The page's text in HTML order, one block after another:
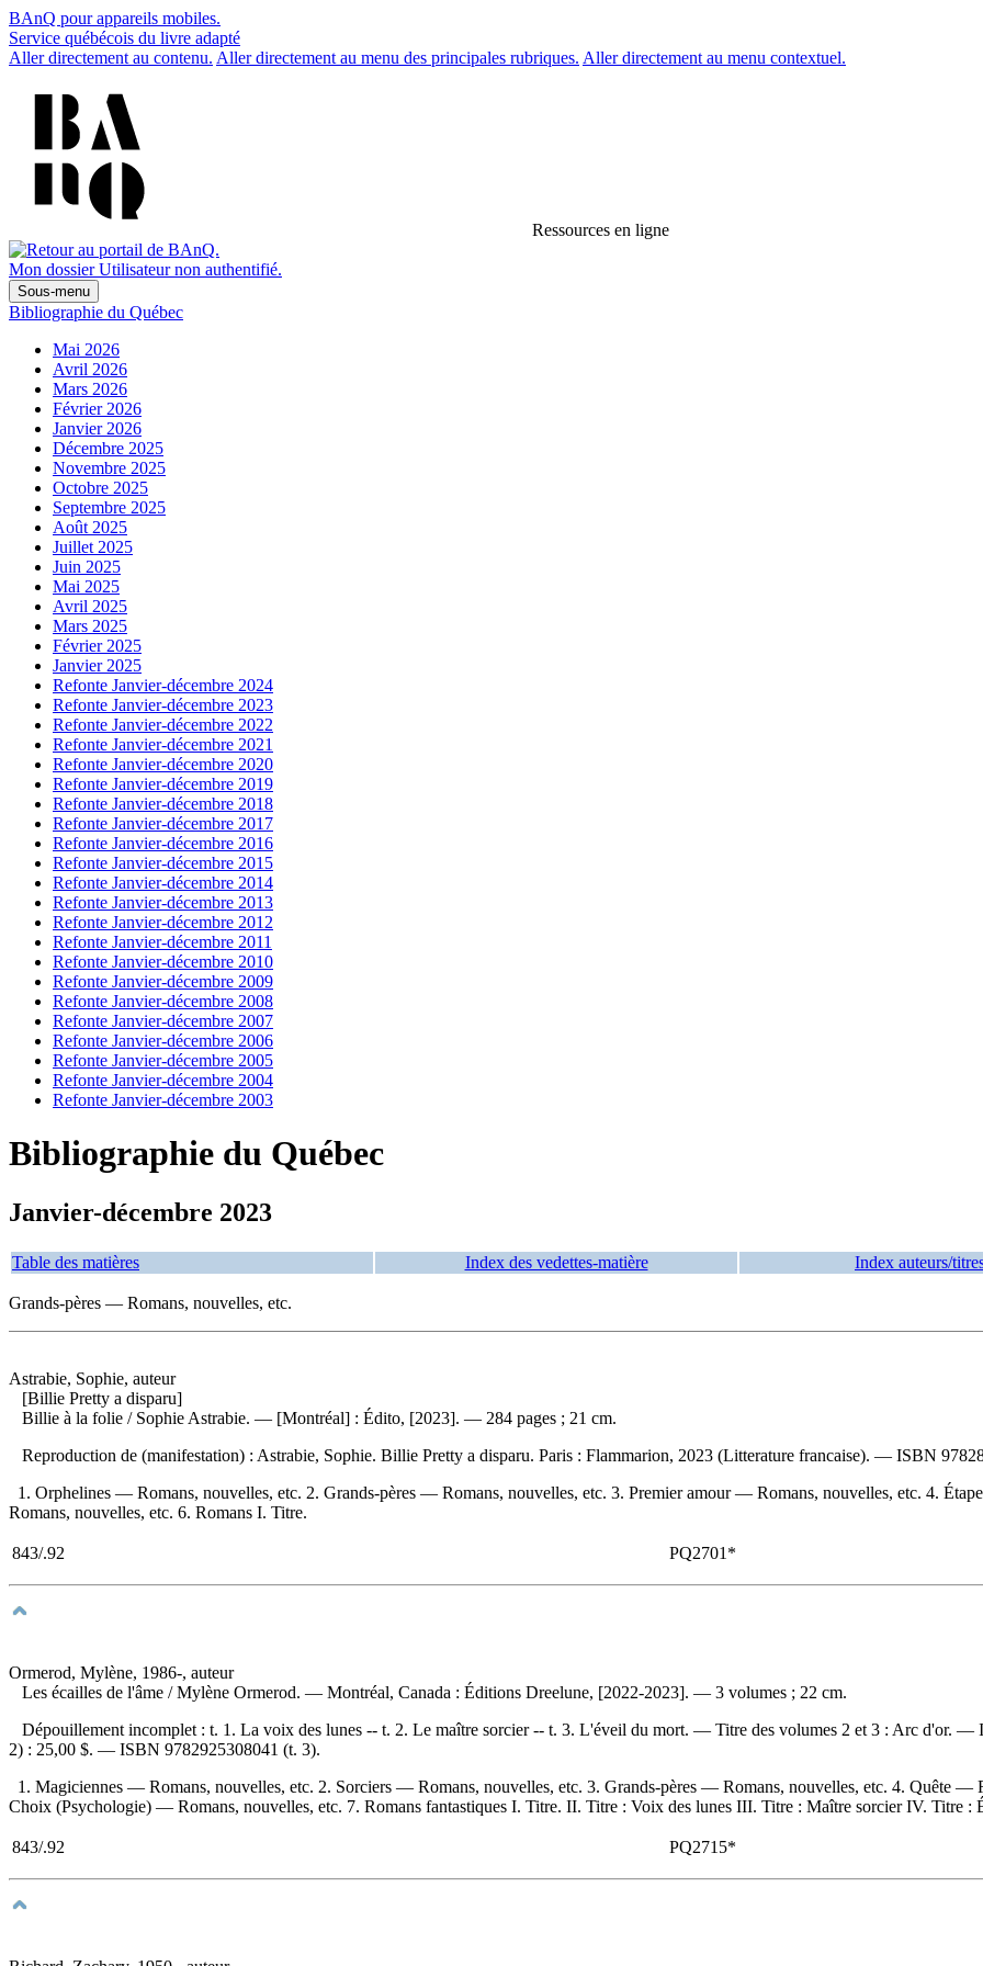
BAnQ pour appareils mobiles.
Service québécois du livre adapté
Aller directement au contenu. Aller directement au menu des principales rubriques. Aller directement au menu contextuel.
Ressources en ligne
Mon dossier Utilisateur non authentifié.
Sous-menu
Bibliographie du Québec
Mai 2026
Avril 2026
Mars 2026
Février 2026
Janvier 2026
Décembre 2025
Novembre 2025
Octobre 2025
Septembre 2025
Août 2025
Juillet 2025
Juin 2025
Mai 2025
Avril 2025
Mars 2025
Février 2025
Janvier 2025
Refonte Janvier-décembre 2024
Refonte Janvier-décembre 2023
Refonte Janvier-décembre 2022
Refonte Janvier-décembre 2021
Refonte Janvier-décembre 2020
Refonte Janvier-décembre 2019
Refonte Janvier-décembre 2018
Refonte Janvier-décembre 2017
Refonte Janvier-décembre 2016
Refonte Janvier-décembre 2015
Refonte Janvier-décembre 2014
Refonte Janvier-décembre 2013
Refonte Janvier-décembre 2012
Refonte Janvier-décembre 2011
Refonte Janvier-décembre 2010
Refonte Janvier-décembre 2009
Refonte Janvier-décembre 2008
Refonte Janvier-décembre 2007
Refonte Janvier-décembre 2006
Refonte Janvier-décembre 2005
Refonte Janvier-décembre 2004
Refonte Janvier-décembre 2003
Bibliographie du Québec
Janvier-décembre 2023
Table des matières Index des vedettes-matière Index auteurs/
Grands-pères — Romans, nouvelles, etc.
Astrabie, Sophie, auteur
[Billie Pretty a disparu]
Billie à la folie / Sophie Astrabie. — [Montréal] : Édito, [2023]. — 284 pages ; 21 cm.
Reproduction de (manifestation) : Astrabie, Sophie. Billie Pretty a disparu. Paris : Flammarion, 2023 (Litterature francaise). — ISBN
1. Orphelines — Romans, nouvelles, etc. 2. Grands-pères — Romans, nouvelles, etc. 3. Premier amour — Romans, nouvelles, etc. 4.
Romans, nouvelles, etc. 6. Romans I. Titre.
843/.92 PQ2701*
Ormerod, Mylène, 1986-, auteur
Les écailles de l'âme / Mylène Ormerod. — Montréal, Canada : Éditions Dreelune, [2022-2023]. — 3 volumes ; 22 cm.
Dépouillement incomplet : t. 1. La voix des lunes -- t. 2. Le maître sorcier -- t. 3. L'éveil du mort. — Titre des volumes 2 et 3 : Arc d'or. —
2) : 25,00 $. — ISBN 9782925308041 (t. 3).
1. Magiciennes — Romans, nouvelles, etc. 2. Sorciers — Romans, nouvelles, etc. 3. Grands-pères — Romans, nouvelles, etc. 4. Quête
Choix (Psychologie) — Romans, nouvelles, etc. 7. Romans fantastiques I. Titre. II. Titre : Voix des lunes III. Titre : Maître sorcier IV. Titre :
843/.92 PQ2715*